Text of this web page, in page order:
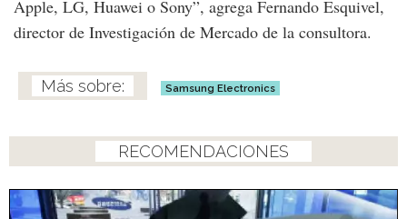
Apple, LG, Huawei o Sony”, agrega Fernando Esquivel,
director de Investigación de Mercado de la consultora.
Samsung Electronics
RECOMENDACIONES